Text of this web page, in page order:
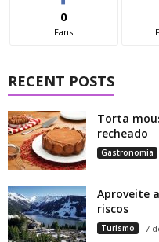
0
Fans
RECENT POSTS
Torta
recheado
Gastronomia
Aproveite
riscos
Turismo 7